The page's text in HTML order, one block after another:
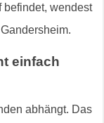
befindet, wendest
einfach
abhängt. Das